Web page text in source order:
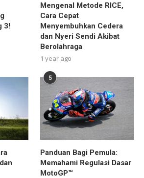
3!
Mengenal Metode RICE,
Cara Cepat
Menyembuhkan Cedera
dan Nyeri Sendi Akibat
Berolahraga
1 year ago
5
Panduan Bagi Pemula:
Memahami Regulasi Dasar
MotoGP™